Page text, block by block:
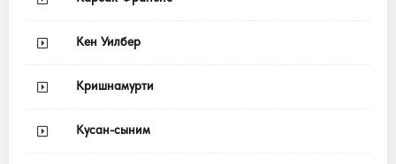
Кен Уилбер
Кришнамурти
Кусан-сыним